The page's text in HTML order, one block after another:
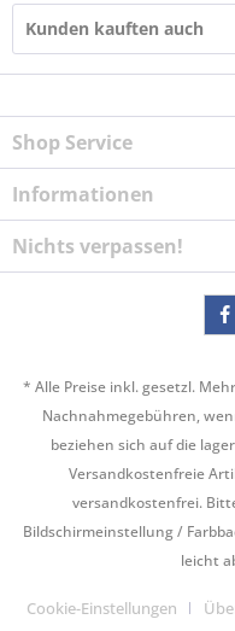
Kunden kauften auch
Shop Service
Informationen
Nichts verpassen!
* Alle Preise inkl. gesetzl.
Nachnahmegebühren,
beziehen sich auf die
Versandkostenfreie
versandkostenfrei.
Bildschirmeinstellung /
leicht
Cookie-Einstellungen